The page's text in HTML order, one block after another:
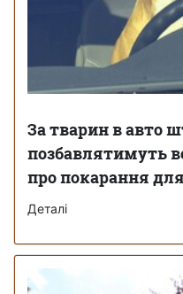
За тварин в авто
позбавлятимуть
про покарання для
Деталі